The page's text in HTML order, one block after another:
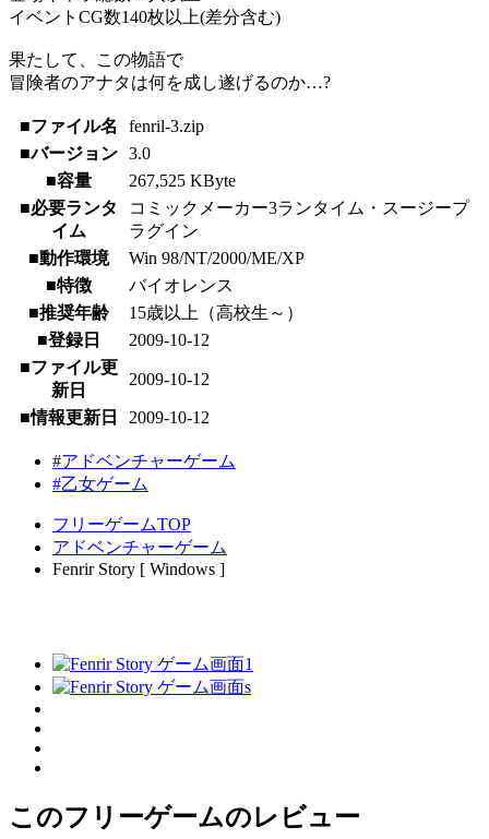
イベントCG数140枚以上(差分含む)
果たして、この物語で
冒険者のアナタは何を成し遂げるのか…?
■ファイル名
fenril-3.zip
■バージョン
3.0
■容量
267,525 KByte
■必要ランタ
イム
コミックメーカー3ランタイム・スージープ
ラグイン
■動作環境
Win 98/NT/2000/ME/XP
■特徴
バイオレンス
■推奨年齢
15歳以上（高校生～）
■登録日
2009-10-12
■ファイル更
新日
2009-10-12
■情報更新日 2009-10-12
#アドベンチャーゲーム
#乙女ゲーム
フリーゲームTOP
アドベンチャーゲーム
Fenrir Story [ Windows ]
このフリーゲームのレビュー